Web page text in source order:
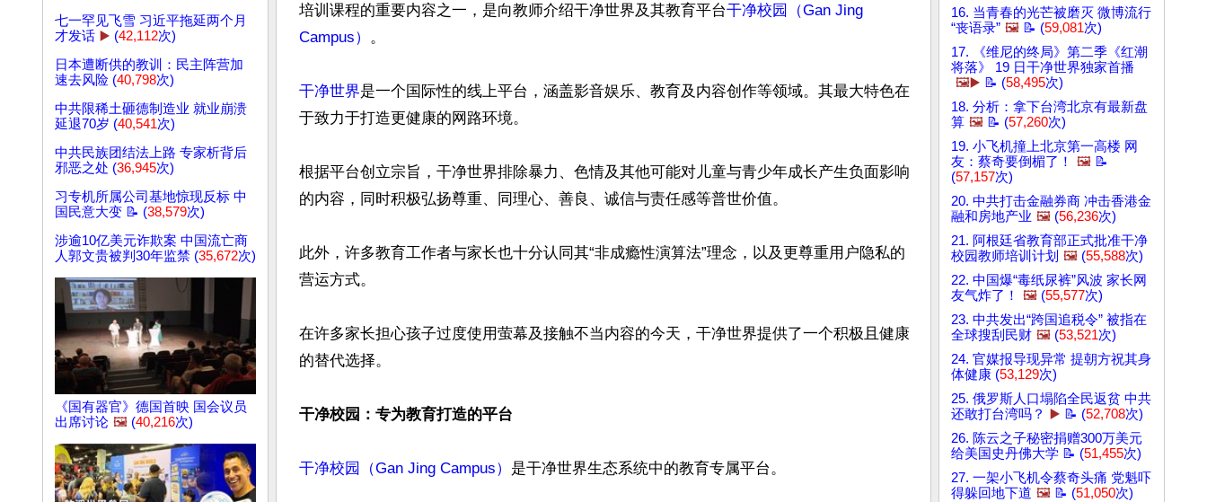
七一罕见飞雪 习近平拖延两个月
才发话 ▶️ (42,112次)
日本遭断供的教训：民主阵营加
速去风险 (40,798次)
中共限稀土砸德制造业 就业崩溃
延退70岁 (40,541次)
中共民族团结法上路 专家析背后
邪恶之处 (36,945次)
习专机所属公司基地惊现反标 中
国民意大变 📝 (38,579次)
涉逾10亿美元诈欺案 中国流亡商
人郭文贵被判30年监禁 (35,672次)
《国有器官》德国首映 国会议员
出席讨论 🖼️ (40,216次)
培训课程的重要内容之一，是向教师介绍干净世界及其教育平台干净校园（Gan Jing
Campus） 。
干净世界是一个国际性的线上平台，涵盖影音娱乐、教育及内容创作等领域。其最大特色在
于致力于打造更健康的网路环境。
根据平台创立宗旨，干净世界排除暴力、色情及其他可能对儿童与青少年成长产生负面影响
的内容，同时积极弘扬尊重、同理心、善良、诚信与责任感等普世价值。
此外，许多教育工作者与家长也十分认同其“非成瘾性演算法”理念，以及更尊重用户隐私的
营运方式。
在许多家长担心孩子过度使用萤幕及接触不当内容的今天，干净世界提供了一个积极且健康
的替代选择。
干净校园：专为教育打造的平台
干净校园（Gan Jing Campus） 是干净世界生态系统中的教育专属平台。
16. 当青春的光芒被磨灭 微博流行
“丧语录” 🖼️ 📝 (59,081次)
17. 《维尼的终局》第二季《红潮
将落》 19 日干净世界独家首播
🖼️▶️ 📝 (58,495次)
18. 分析：拿下台湾北京有最新盘
算 🖼️ 📝 (57,260次)
19. 小飞机撞上北京第一高楼 网
友：蔡奇要倒楣了！
🖼️ 📝
(57,157次)
20. 中共打击金融券商 冲击香港金
融和房地产业 🖼️ (56,236次)
21. 阿根廷省教育部正式批准干净
校园教师培训计划 🖼️ (55,588次)
22. 中国爆“毒纸尿裤”风波 家长网
友气炸了！
🖼️ (55,577次)
23. 中共发出“跨国追税令” 被指在
全球搜刮民财 🖼️ (53,521次)
24. 官媒报导现异常 提朝方祝其身
体健康 (53,129次)
25. 俄罗斯人口塌陷全民返贫 中共
还敢打台湾吗？
▶️ 📝 (52,708次)
26. 陈云之子秘密捐赠300万美元
给美国史丹佛大学 📝 (51,455次)
27. 一架小飞机令蔡奇头痛 党魁吓
得躲回地下道 🖼️ 📝 (51,050次)